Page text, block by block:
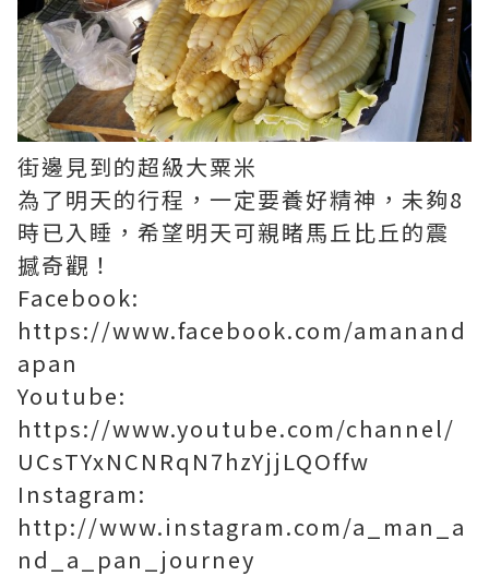
街邊見到的超級大粟米
為了明天的行程，一定要養好精神，未夠8
時已入睡，希望明天可親睹馬丘比丘的震
撼奇觀！
Facebook:
https://www.facebook.com/amanand
apan
Youtube:
https://www.youtube.com/channel/
UCsTYxNCNRqN7hzYjjLQOffw
Instagram:
http://www.instagram.com/a_man_a
nd_a_pan_journey